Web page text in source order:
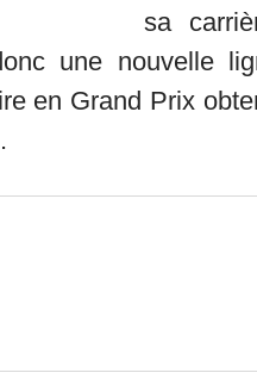
sa
une nouvelle
en Grand Prix